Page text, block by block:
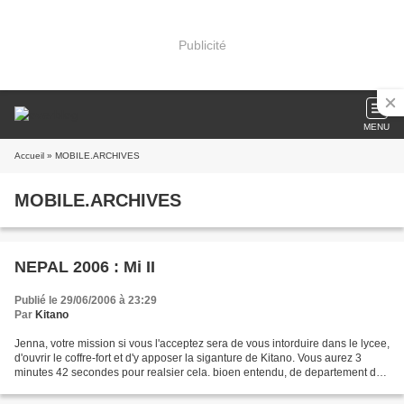
Publicité
MENU
Accueil » MOBILE.ARCHIVES
MOBILE.ARCHIVES
NEPAL 2006 : Mi II
Publié le 29/06/2006 à 23:29
Par Kitano
Jenna, votre mission si vous l'acceptez sera de vous intorduire dans le lycee,
d'ouvrir le coffre-fort et d'y apposer la siganture de Kitano. Vous aurez 3
minutes 42 secondes pour realsier cela. bioen entendu, de departement des